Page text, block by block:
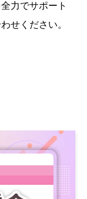
力でサポート
せください。